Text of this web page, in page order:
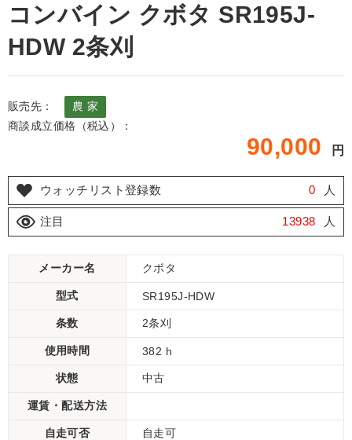
コンバイン クボタ SR195J-
HDW 2条刈
販売先：
農 家
商談成立価格（税込）：
90,000 円
ウォッチリスト登録数 0 人
注目 13938 人
メーカー名 クボタ
型式 SR195J-HDW
条数 2条刈
使用時間 382 h
状態 中古
運賃・配送方法
自走可否 自走可